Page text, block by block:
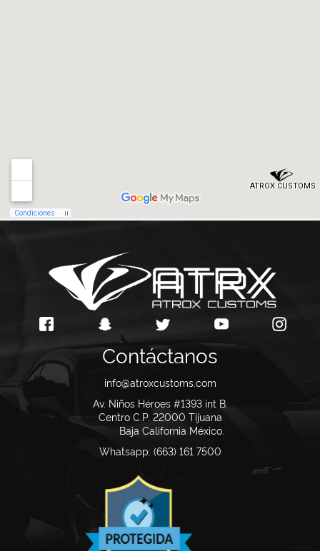
Contáctanos
info@atroxcustoms.com
Av. Niños Héroes #1393 int B.
Centro C.P. 22000 Tijuana
Baja California México.
Whatsapp: (663) 161 7500